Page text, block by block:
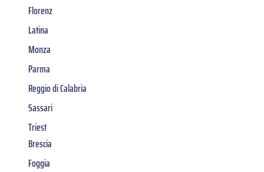
Florenz
Latina
Monza
Parma
Reggio di Calabria
Sassari
Triest
Brescia
Foggia